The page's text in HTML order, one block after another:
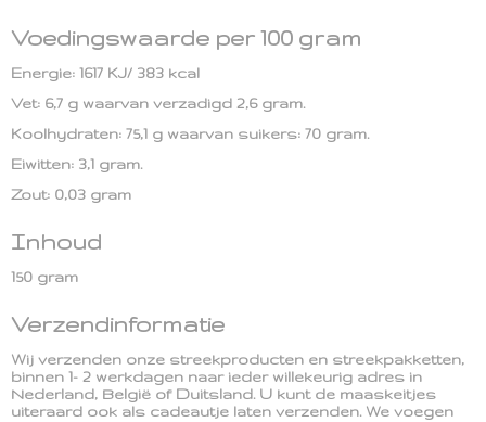
Voedingswaarde per 100 gram
Energie: 1617 KJ/ 383 kcal
Vet: 6,7 g waarvan verzadigd 2,6 gram.
Koolhydraten: 75,1 g waarvan suikers: 70 gram.
Eiwitten: 3,1 gram.
Zout: 0,03 gram
Inhoud
150 gram
Verzendinformatie
Wij verzenden onze streekproducten en streekpakketten,
binnen 1- 2 werkdagen naar ieder willekeurig adres in
Nederland, België of Duitsland. U kunt de maaskeitjes
uiteraard ook als cadeautje laten verzenden. We voegen